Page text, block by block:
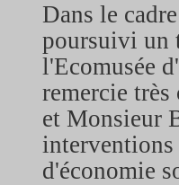
Dans le
poursuivi un
l'Ecomusée
remercie très
et Monsieur
interventions
d'économie